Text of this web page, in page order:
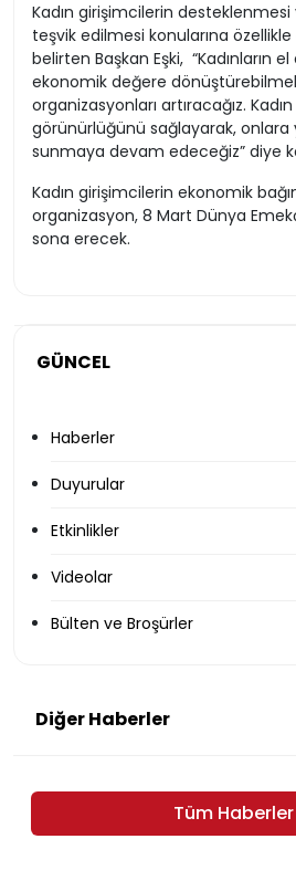
GÜNCEL
Haberler
Duyurular
Etkinlikler
Videolar
Bülten ve Broşürler
Kadın girişimcilerin
teşvik edilmesi konularına
belirten Başkan Eşki, “Kadınların
ekonomik değere
organizasyonları artıracağız.
görünürlüğünü sağlayarak, onlara
sunmaya devam edeceğiz” diye
Kadın girişimcilerin ekonomik
organizasyon, 8 Mart Dünya
sona erecek.
Diğer Haberler
Tüm Haberler